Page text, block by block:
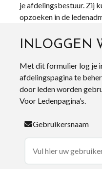
je afdelingsbestuur. Zij
opzoeken in de
INLOGGEN
Met dit formulier log je
afdelingspagina te
door leden worden
Voor Ledenpagina’s.
Gebruikersnaam